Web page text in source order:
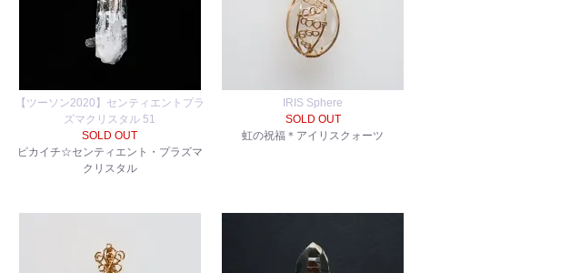
【ツーソン2020】センティエントプラ
ズマクリスタル 51
SOLD OUT
ピカイチ☆センティエント・プラズマ
クリスタル
IRIS Sphere
SOLD OUT
虹の祝福＊アイリスクォーツ